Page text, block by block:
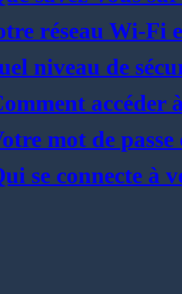
réseau Wi-Fi
niveau de
accéder
mot de
se connecte à